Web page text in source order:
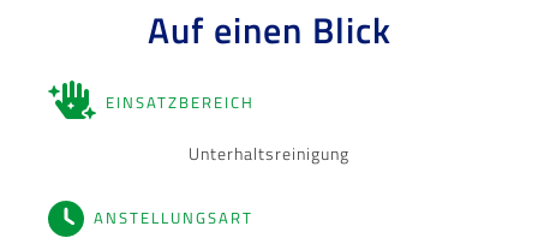
Auf einen Blick
EINSATZBEREICH
Unterhaltsreinigung
ANSTELLUNGSART